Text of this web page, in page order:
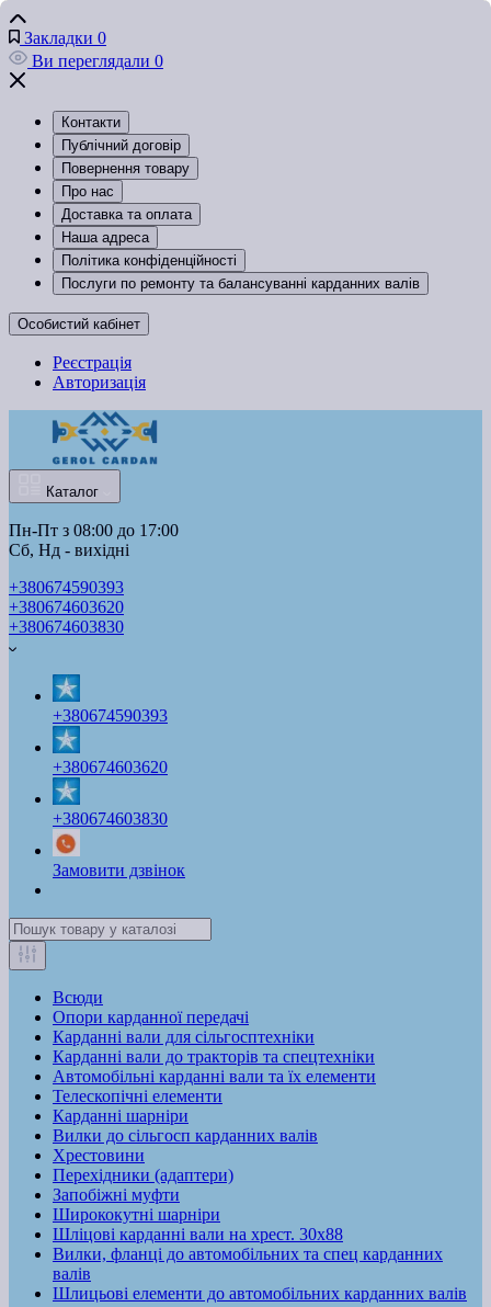
Закладки 0
Ви переглядали 0
Контакти
Публічний договір
Повернення товару
Про нас
Доставка та оплата
Наша адреса
Політика конфіденційності
Послуги по ремонту та балансуванні карданних валів
Особистий кабінет
Реєстрація
Авторизація
Каталог
Пн-Пт з 08:00 до 17:00
Сб, Нд - вихідні
+380674590393
+380674603620
+380674603830
+380674590393
+380674603620
+380674603830
Замовити дзвінок
Всюди
Опори карданної передачі
Карданні вали для сільгосптехніки
Карданні вали до тракторів та спецтехніки
Автомобільні карданні вали та їх елементи
Телескопічні елементи
Карданні шарніри
Вилки до сільгосп карданних валів
Хрестовини
Перехідники (адаптери)
Запобіжні муфти
Ширококутні шарніри
Шліцові карданні вали на хрест. 30x88
Вилки, фланці до автомобільних та спец карданних
валів
Шлицьові елементи до автомобільних карданних валів